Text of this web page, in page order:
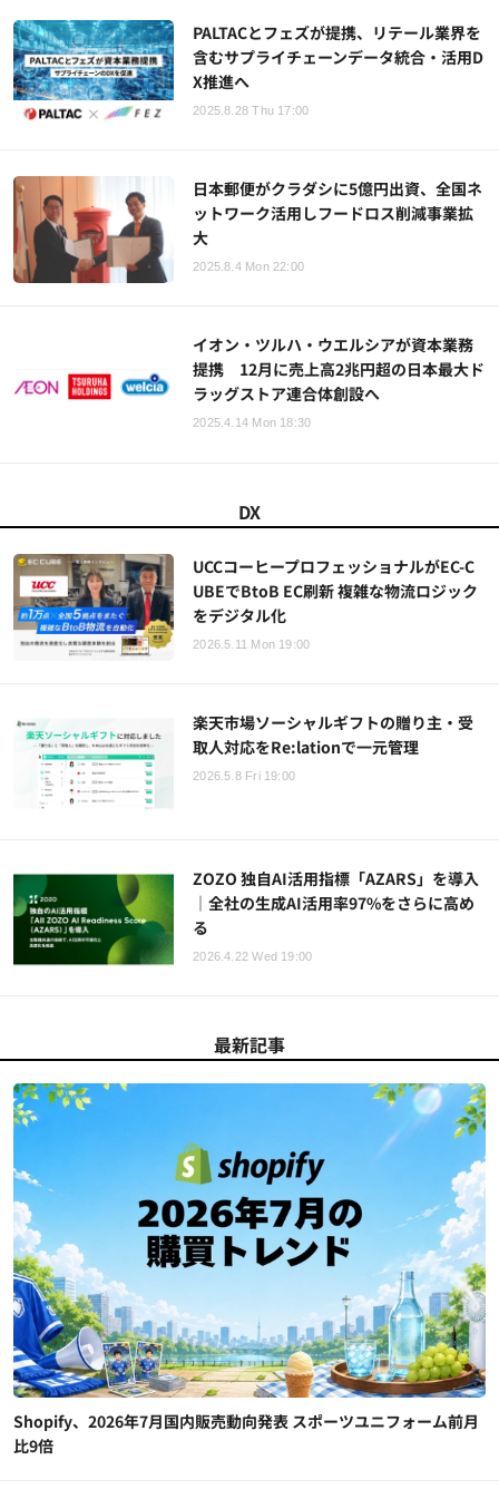
PALTACとフェズが提携、リテール業界を
含むサプライチェーンデータ統合・活用D
X推進へ
2025.8.28 Thu 17:00
日本郵便がクラダシに5億円出資、全国ネ
ットワーク活用しフードロス削減事業拡
大
2025.8.4 Mon 22:00
イオン・ツルハ・ウエルシアが資本業務
提携 12月に売上高2兆円超の日本最大ド
ラッグストア連合体創設へ
2025.4.14 Mon 18:30
DX
UCCコーヒープロフェッショナルがEC-C
UBEでBtoB EC刷新 複雑な物流ロジック
をデジタル化
2026.5.11 Mon 19:00
楽天市場ソーシャルギフトの贈り主・受
取人対応をRe:lationで一元管理
2026.5.8 Fri 19:00
ZOZO 独自AI活用指標「AZARS」を導入
｜全社の生成AI活用率97%をさらに高め
る
2026.4.22 Wed 19:00
最新記事
Shopify、2026年7月国内販売動向発表 スポーツユニフォーム前月
比9倍